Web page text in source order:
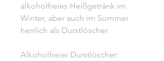
alkoholfreies Heißgetränk im
Winter, aber auch im Sommer
herrlich als Durstlöscher.
Alkoholfreier Durstlöscher: